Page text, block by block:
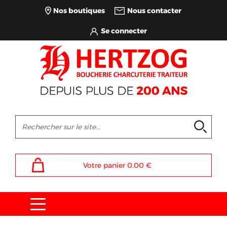
Nos boutiques Nous contacter
Votre panier 0.00 €